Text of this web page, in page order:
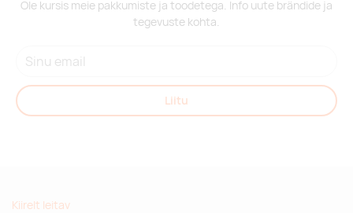
Ole kursis meie pakkumiste ja toodetega. Info uute brändide ja
tegevuste kohta.
Liitu
Kiirelt leitav